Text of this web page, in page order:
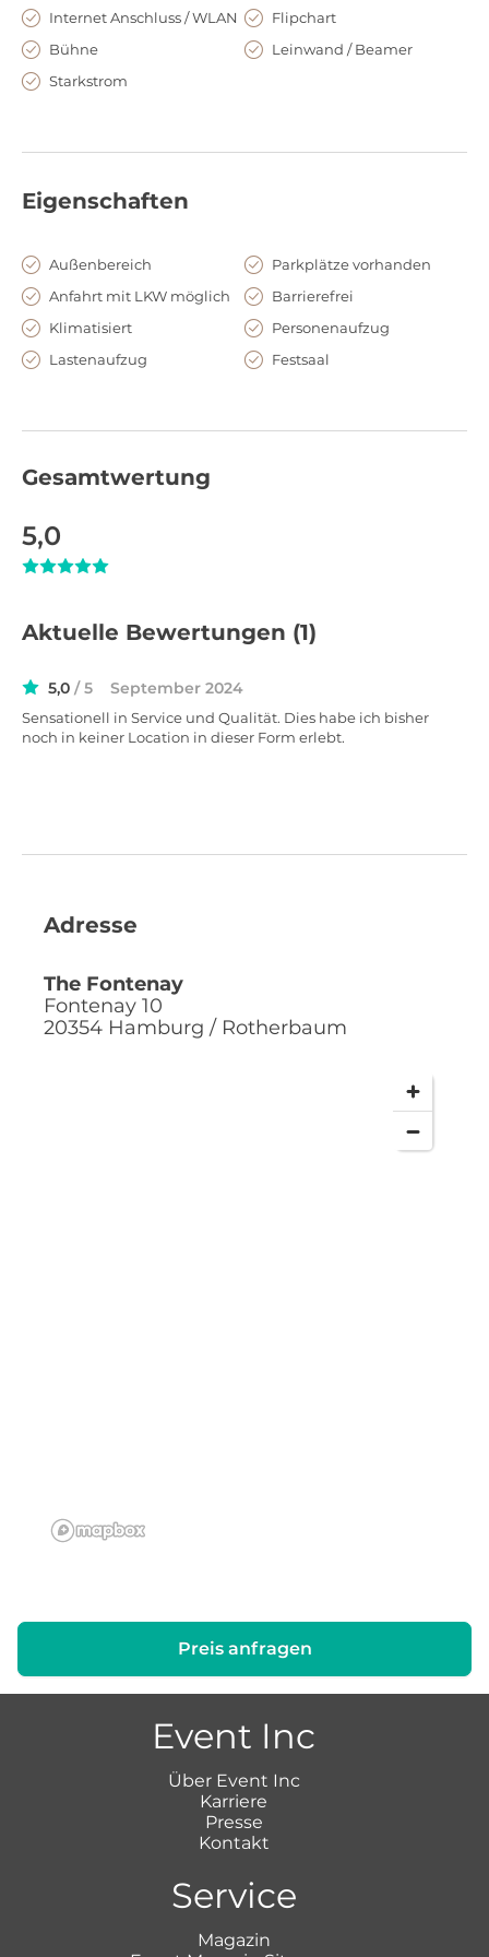
Vorstandstreffen, Kundenempfänge oder exklusive
Abendformate. Der Stil der Location vereint moderne
Architektur, hochwertige Materialien und ein konsequent
luxuriöses Ambiente – perfekt für Events, die Professionalität,
Inszenierung ermöglicht.
Internet Anschluss / WLAN
Flipchart
Bühne
Leinwand / Beamer
Starkstrom
Eigenschaften
Außenbereich
Parkplätze vorhanden
Anfahrt mit LKW möglich
Barrierefrei
Klimatisiert
Personenaufzug
Lastenaufzug
Festsaal
Gesamtwertung
5,0
Aktuelle Bewertungen (1)
5,0 / 5 September 2024
Sensationell in Service und Qualität. Dies habe ich bisher
noch in keiner Location in dieser Form erlebt.
Adresse
The Fontenay
Fontenay 10
20354 Hamburg / Rotherbaum
Preis anfragen
Event Inc
Über Event Inc
Karriere
Presse
Kontakt
Service
Magazin